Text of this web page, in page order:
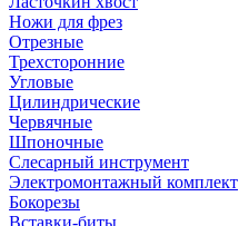
Ножи для фрез
Отрезные
Трехсторонние
Угловые
Цилиндрические
Червячные
Шпоночные
Слесарный инструмент
Электромонтажный комплект
Бокорезы
Вставки-биты